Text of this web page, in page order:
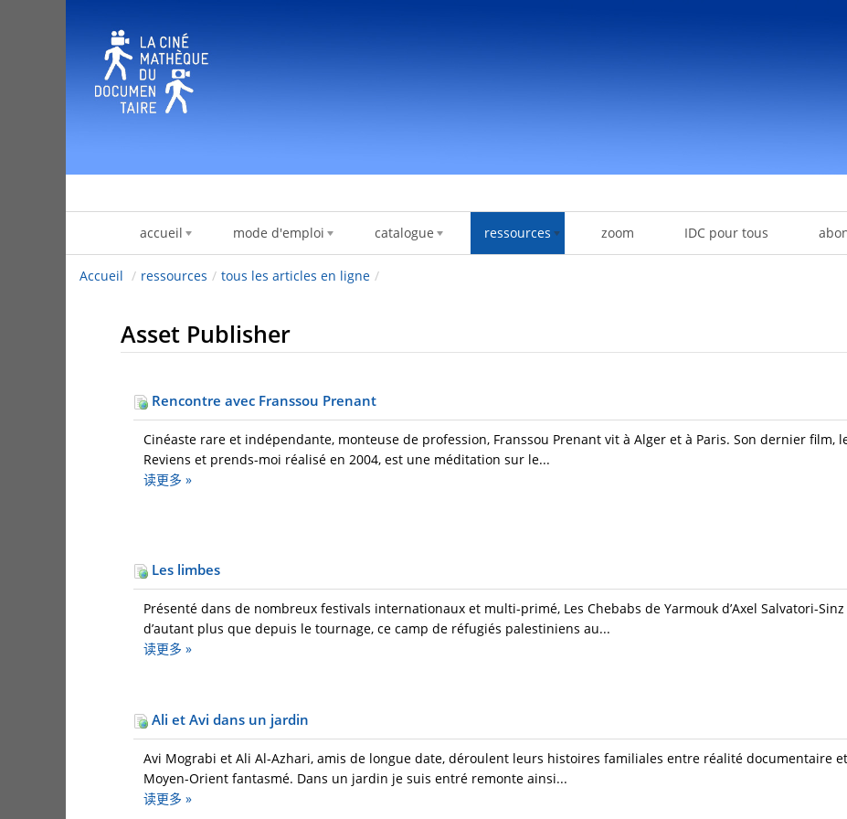
accueil mode d'emploi catalogue ressources zoom IDC pour tous
Accueil / ressources / tous les articles en ligne /
Asset Publisher
Rencontre avec Franssou Prenant
Cinéaste rare et indépendante, monteuse de profession, Franssou Prenant vit à Alger et à Paris. Son dernier film,
Reviens et prends-moi réalisé en 2004, est une méditation sur le...
读更多 »
Les limbes
Présenté dans de nombreux festivals internationaux et multi-primé, Les Chebabs de Yarmouk d’Axel Salvatori-
d’autant plus que depuis le tournage, ce camp de réfugiés palestiniens au...
读更多 »
Ali et Avi dans un jardin
Avi Mograbi et Ali Al-Azhari, amis de longue date, déroulent leurs histoires familiales entre réalité documentaire
Moyen-Orient fantasmé. Dans un jardin je suis entré remonte ainsi...
读更多 »